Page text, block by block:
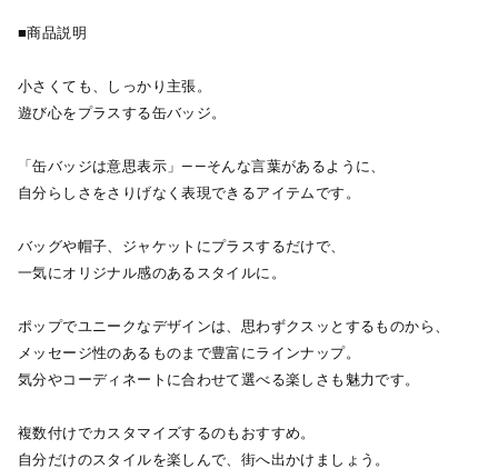
■商品説明
小さくても、しっかり主張。
遊び心をプラスする缶バッジ。
「缶バッジは意思表示」——そんな言葉があるように、
自分らしさをさりげなく表現できるアイテムです。
バッグや帽子、ジャケットにプラスするだけで、
一気にオリジナル感のあるスタイルに。
ポップでユニークなデザインは、思わずクスッとするものから、
メッセージ性のあるものまで豊富にラインナップ。
気分やコーディネートに合わせて選べる楽しさも魅力です。
複数付けでカスタマイズするのもおすすめ。
自分だけのスタイルを楽しんで、街へ出かけましょう。